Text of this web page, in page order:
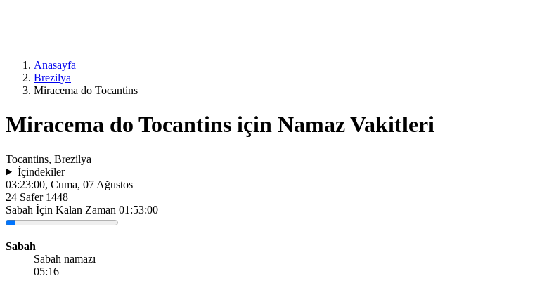
Anasayfa
Brezilya
Miracema do Tocantins
Miracema do Tocantins için Namaz Vakitleri
Tocantins, Brezilya
İçindekiler
03:23:00, Cuma, 07 Ağustos
24 Safer 1448
Sabah İçin Kalan Zaman 01:53:00
Sabah
Sabah namazı
05:16